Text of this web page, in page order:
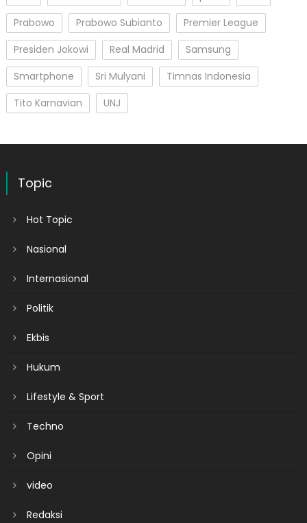
Prabowo
Prabowo Subianto
Premier League
Presiden Jokowi
Real Madrid
Samsung
Smartphone
Sri Mulyani
Timnas Indonesia
Tito Karnavian
UNJ
Topic
Hot Topic
Nasional
Internasional
Politik
Ekbis
Hukum
Lifestyle & Sport
Techno
Opini
video
Redaksi